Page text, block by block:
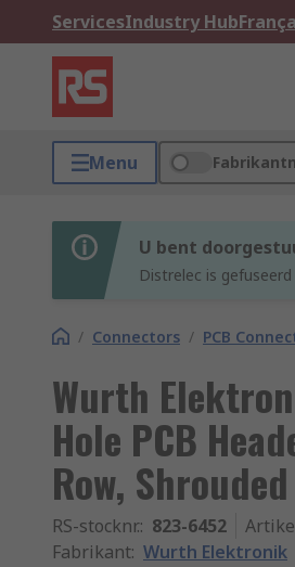
ServicesIndustry Hub
Menu
U bent
Distrelec is
/ Connectors / PCB
Wurth
Hole PCB
Row, Shrouded
RS-stocknr.: 823-6452
Fabrikant: Wurth Elektronik